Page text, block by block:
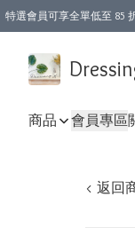
特選會員可享全單低至 85
商品 會員專區
< 返回